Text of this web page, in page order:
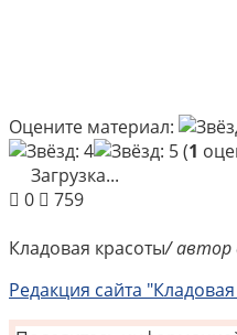
Оцените материал:
(1
Загрузка...
0
759
Кладовая красоты/ автор
Редакция сайта